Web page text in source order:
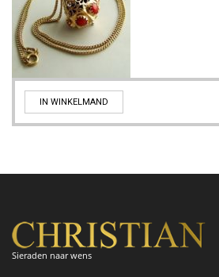
IN WINKELMAND
Sieraden naar wens